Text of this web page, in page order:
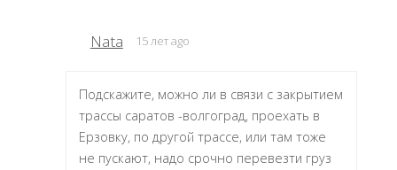
Nata 15 лет ago
Подскажите, можно ли в связи с закрытием
трассы саратов -волгоград, проехать в
Ерзовку, по другой трассе, или там тоже
не пускают, надо срочно перевезти груз